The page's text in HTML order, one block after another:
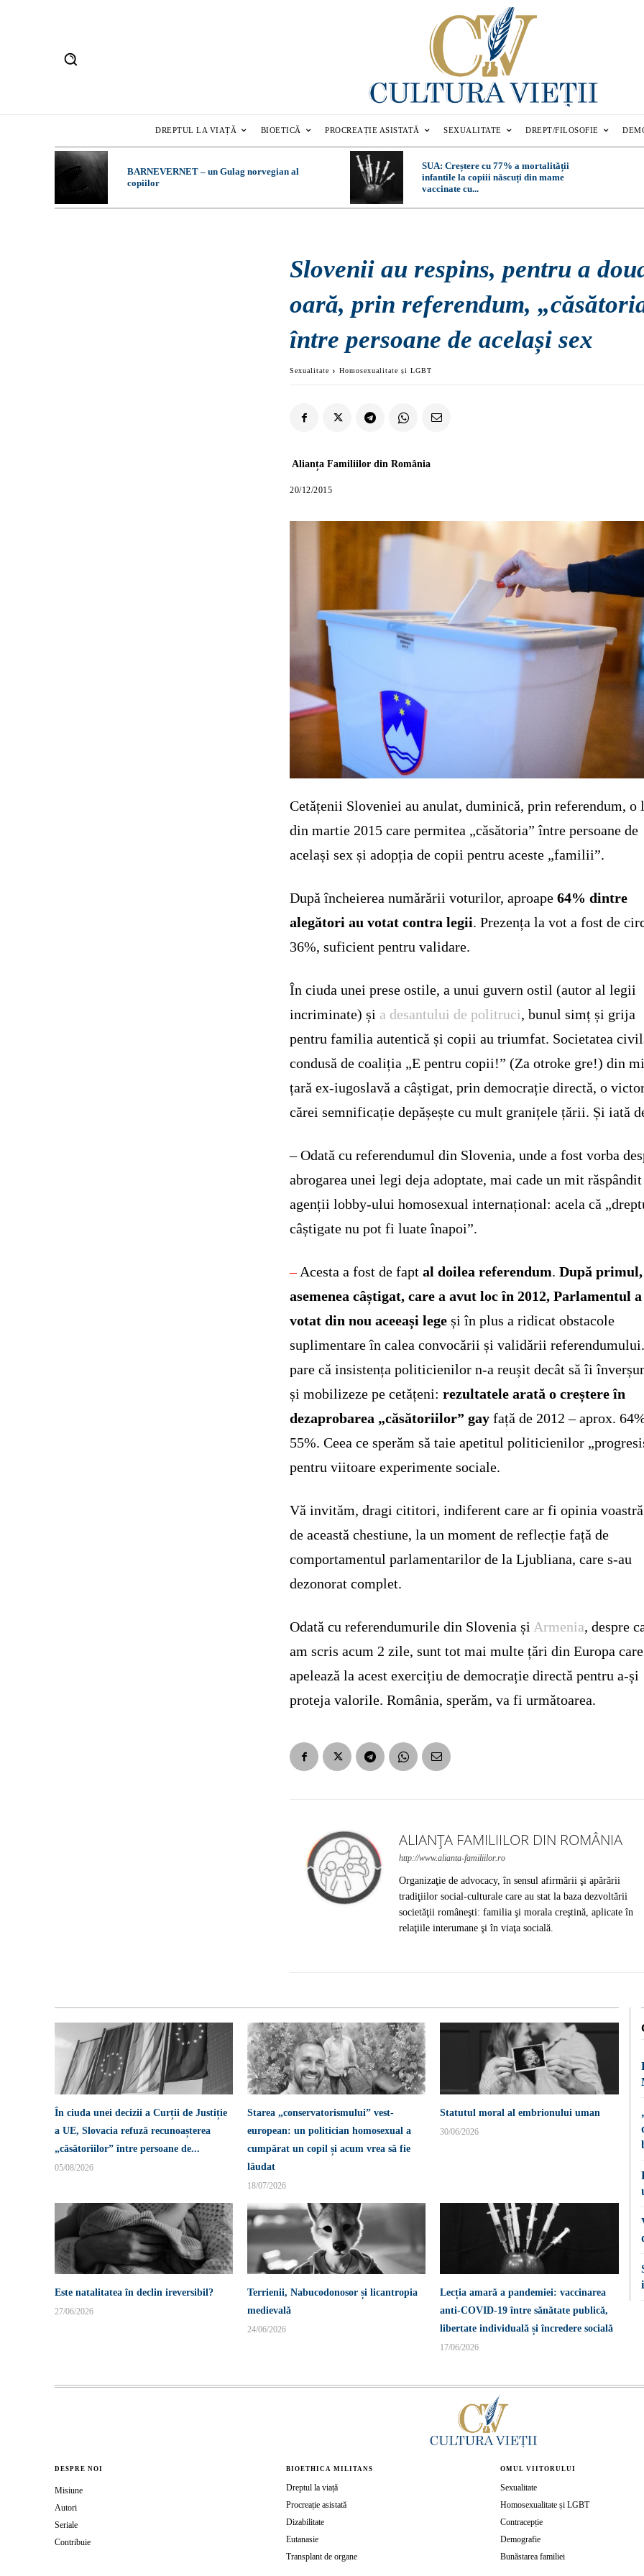
DREPTUL LA VIAȚĂ BIOETICĂ PROCREAȚIE ASISTATĂ SEXUALITATE DREPT/FILOSOFIE
BARNEVERNET – un Gulag norvegian al
copiilor
SUA: Creștere cu 77% a mortalității
infantile la copiii născuți din mame
vaccinate cu...
Slovenii au respins, pentru a
oară, prin referendum,
între persoane de același sex
Sexualitate Homosexualitate și LGBT
Alianța Familiilor din România
20/12/2015
Cetățenii Sloveniei au anulat, duminică, prin referendum, o
din martie 2015 care permitea „căsătoria” între persoane de
același sex și adopția de copii pentru aceste „familii”.
După încheierea numărării voturilor, aproape64% dintre
alegători au votat contra legii. Prezența la vot a fost de
36%, suficient pentru validare.
În ciuda unei prese ostile, a unui guvern ostil (autor al legii
incriminate) și a desantului de politruci, bunul simț și grija
pentru familia autentică și copii au triumfat. Societatea
condusă de coaliția „E pentru copii!” (Za otroke gre!) din
țară ex-iugoslavă a câștigat, prin democrație directă, o
cărei semnificație depășește cu mult granițele țării. Și iată
– Odată cu referendumul din Slovenia, unde a fost vorba
abrogarea unei legi deja adoptate, mai cade un mit răspândit
agenții lobby-ului homosexual internațional: acela că
câștigate nu pot fi luate înapoi”.
–Acesta a fost de faptal doilea referendum.După primul,
asemenea câștigat, care a avut loc în 2012, Parlamentul a
votat din nou aceeași lege și în plus a ridicat obstacole
suplimentare în calea convocării și validării
pare că insistența politicienilor n-a reușit decât să îi
și mobilizeze pe cetățeni:rezultatele arată o creștere în
dezaprobarea „căsătoriilor” gay față de 2012 – aprox.
55%. Ceea ce sperăm să taie apetitul politicienilor
pentru viitoare experimente sociale.
Vă invităm, dragi cititori, indiferent care ar fi opinia
de această chestiune, la un moment de reflecție față de
comportamentul parlamentarilor de la Ljubliana, care s-au
dezonorat complet.
Odată cu referendumurile din Slovenia șiArmenia, despre
am scris acum 2 zile, sunt tot mai multe țări din Europa care
apelează la acest exercițiu de democrație directă pentru a-și
proteja valorile. România, sperăm, va fi următoarea.
ALIANȚA FAMILIILOR DIN ROMÂNIA
http://www.alianta-familiilor.ro
Organizaţie de advocacy, în sensul afirmării şi apărării
tradiţiilor social-culturale care au stat la baza dezvoltării
societăţii româneşti: familia şi morala creştină, aplicate în
relaţiile interumane şi în viaţa socială.
În ciuda unei decizii a Curții de Justiție
a UE, Slovacia refuză recunoașterea
„căsătoriilor” între persoane de...
05/08/2026
Starea „conservatorismului” vest-
european: un politician homosexual a
cumpărat un copil și acum vrea să fie
lăudat
18/07/2026
Statutul moral al embrionului uman
30/06/2026
Este natalitatea în declin ireversibil?
27/06/2026
Terrienii, Nabucodonosor și licantropia
medievală
24/06/2026
Lecția amară a pandemiei: vaccinarea
anti-COVID-19 între sănătate publică,
libertate individuală și încredere socială
17/06/2026
DESPRE NOI
Misiune
Autori
Seriale
Contribuie
BIOETHICA MILITANS
Dreptul la viață
Procreație asistată
Dizabilitate
Eutanasie
Transplant de organe
OMUL VIITORULUI
Sexualitate
Homosexualitate și LGBT
Contracepție
Demografie
Bunăstarea familiei